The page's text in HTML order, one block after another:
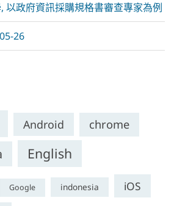
以政府資訊採購規格書審查專家為例
26
Android chrome
English
Google indonesia iOS